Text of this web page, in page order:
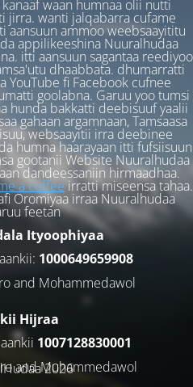
waan humnaa olii nutti
jirra. wanti jalqabarra cufame
aansuun ammoo weebsaayititu
appilikeeshina Nuuralhudaa
itti aansuun sagantaa reediyoo
dhaabbata. dhumarratti
YouTube fi Facebook cufnee
goolabna. Garuu yoo tumsi
hunda bakkatti deebisuuf yaalii
gahaan argamnaan, Tamsaasa
websaayitii irra deebinee
humna haarayaan itti fufsiisuun
gootanii Website Nuuralhudaa
dandeessaniin hirmaadhaa.
a coffeeirratti miseensa tahaa.
Oromiyaa irraa Nuuralhudaa
feetan
Ityoophiyaa
1000649659908
and Mohammedawol
Hijraa
1007128830001
and Muhammedawol
2026